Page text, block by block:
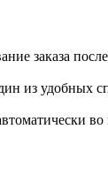
заказа
из